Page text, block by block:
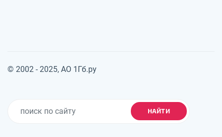
© 2002 - 2025, АО 1Гб.ру
НАЙТИ